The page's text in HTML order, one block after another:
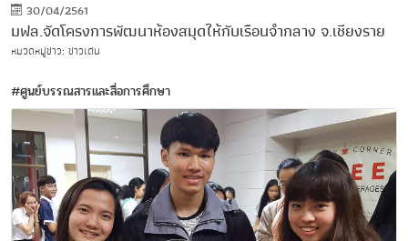
30/04/2561
มฟล.จัดโครงการพัฒนาห้องสมุดให้กับเรือนจำกลาง จ.เชียงราย
หมวดหมู่ข่าว: ข่าวเด่น
#ศูนย์บรรณสารและสื่อการศึกษา